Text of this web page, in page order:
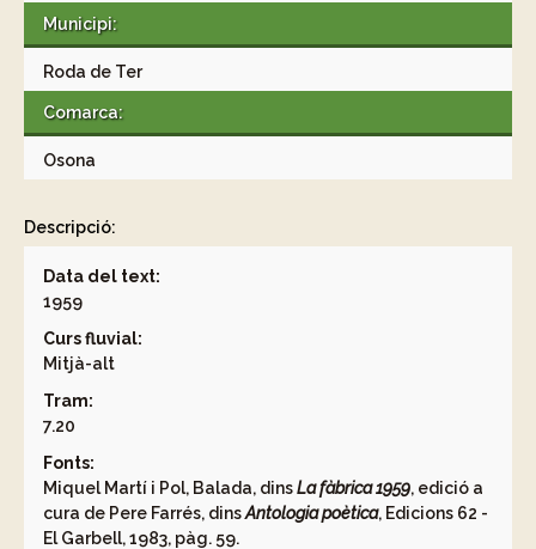
Municipi:
Roda de Ter
Comarca:
Osona
Descripció:
Data del text:
1959
Curs fluvial:
Mitjà-alt
Tram:
7.20
Fonts:
Miquel Martí i Pol, Balada, dinsLa fàbrica 1959, edició a
cura de Pere Farrés, dinsAntologia poètica, Edicions 62 -
El Garbell, 1983, pàg. 59.